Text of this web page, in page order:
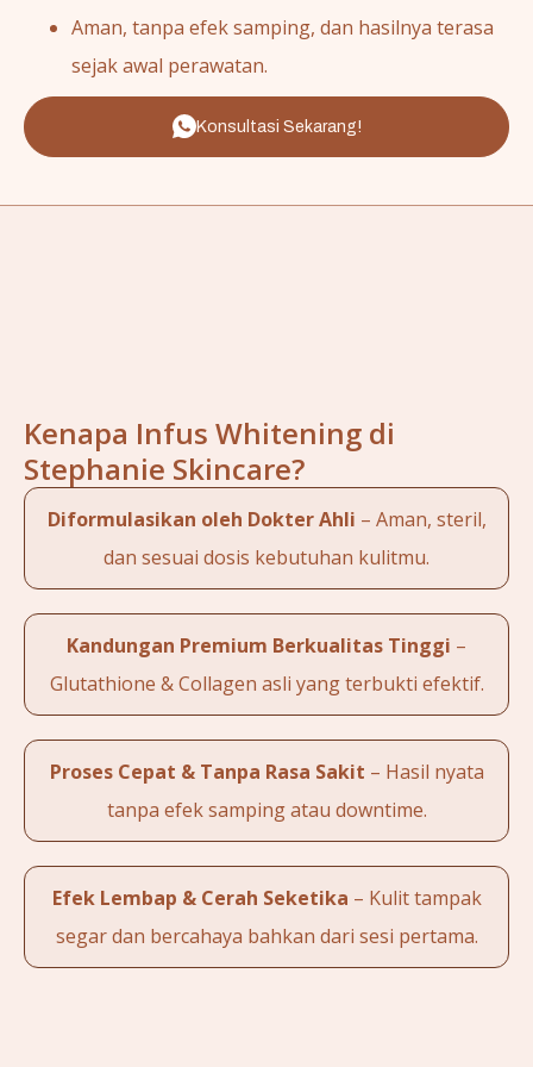
Aman, tanpa efek samping, dan hasilnya terasa
sejak awal perawatan.
Konsultasi Sekarang!
Kenapa Infus Whitening di
Stephanie Skincare?
Diformulasikan oleh Dokter Ahli – Aman, steril,
dan sesuai dosis kebutuhan kulitmu.
Kandungan Premium Berkualitas Tinggi –
Glutathione & Collagen asli yang terbukti efektif.
Proses Cepat & Tanpa Rasa Sakit – Hasil nyata
tanpa efek samping atau downtime.
Efek Lembap & Cerah Seketika – Kulit tampak
segar dan bercahaya bahkan dari sesi pertama.